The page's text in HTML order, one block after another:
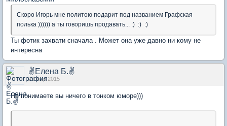
Скоро Игорь мне политою подарит под названием Графская
полька )))))) а ты говоришь продавать... :) :) :)
Ты фотик захвати сначала . Может она уже давно ни кому не
интересна
✌Елена Б.✌
29 мар 2015
Не понимаете вы ничего в тонком юморе)))